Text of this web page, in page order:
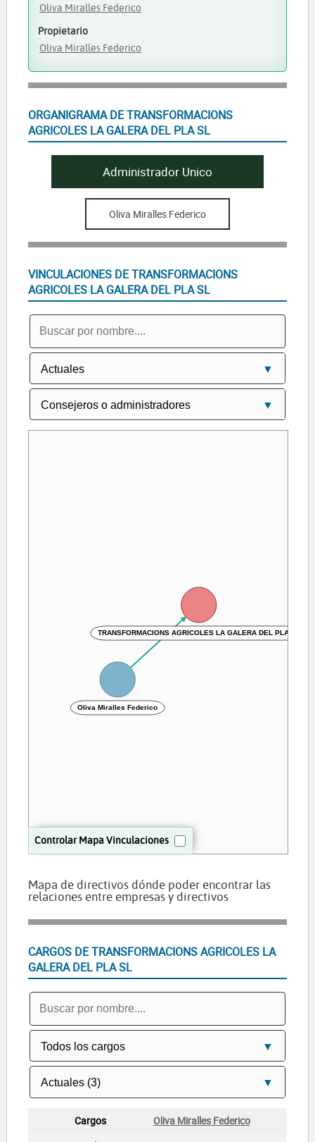
Oliva Miralles Federico
Propietario
Oliva Miralles Federico
ORGANIGRAMA DE TRANSFORMACIONS
AGRICOLES LA GALERA DEL PLA SL
Administrador Unico
Oliva Miralles Federico
VINCULACIONES DE TRANSFORMACIONS
AGRICOLES LA GALERA DEL PLA SL
Controlar Mapa Vinculaciones
TRANSFORMACIONS AGRICOLES LA GALERA DEL PLA SL
Oliva Miralles Federico
Mapa de directivos dónde poder encontrar las
relaciones entre empresas y directivos
CARGOS DE TRANSFORMACIONS AGRICOLES LA
GALERA DEL PLA SL
Oliva Miralles Federico